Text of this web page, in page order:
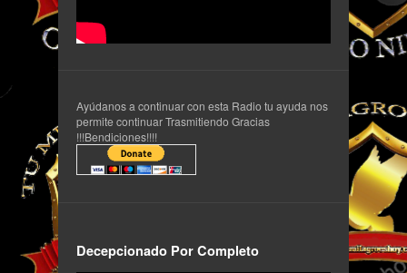
Ayúdanos a continuar con esta Radio tu ayuda nos
permite continuar Trasmitiendo Gracias
!!!Bendiciones!!!!
Decepcionado Por Completo